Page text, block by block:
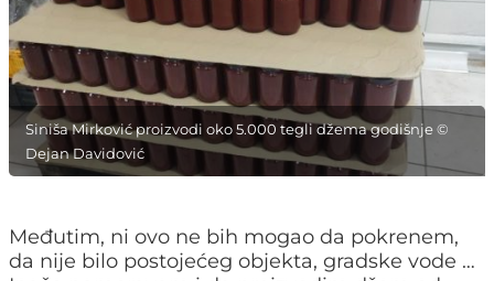
Siniša Mirković proizvodi oko 5.000 tegli džema godišnje ©
Dejan Davidović
Međutim, ni ovo ne bih mogao da pokrenem,
da nije bilo postojećeg objekta, gradske vode …